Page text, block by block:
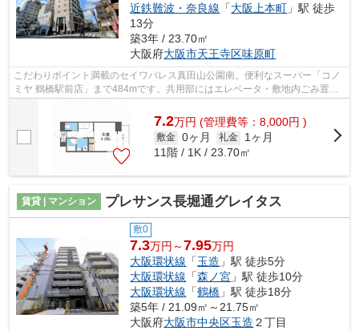
近鉄難波・奈良線 「大阪上本町 」駅 徒歩
13分
築3年 / 23.70㎡
大阪府大阪市天王寺区味原町
こだわりポイント満載のセイワパレス真田山公園南。便利なスーパー「コノ
ミヤ 鶴橋駅前店」まで484mです。共用部にはエレベータ・敷地内ごみ置き
場などが揃っております。駅から徒歩5...
7.2万円 (管理費等：8,000円 )
敷金 0ヶ月 礼金
1ヶ月
11階 / 1K / 23.70㎡
賃貸 | マンション プレサンス長堀通グレイタス
敷0
7.3万円～7.95万円
大阪環状線 「玉造 」駅 徒歩5分
大阪環状線 「森ノ宮 」駅 徒歩10分
大阪環状線 「鶴橋 」駅 徒歩18分
築5年 / 21.09㎡～21.75㎡
大阪府大阪市中央区玉造 ２丁目